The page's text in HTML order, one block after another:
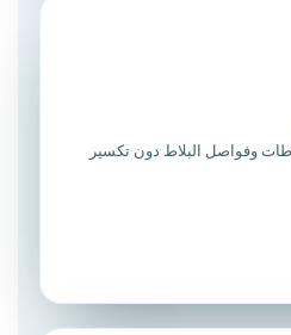
وفواصل البلاط دون تكسير